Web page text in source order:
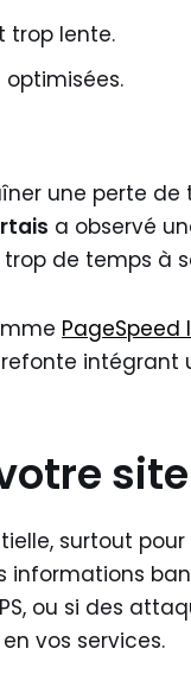
trop lente.
une perte
a observé
de temps à
PageSpeed
surtout
informations
ou si des
vos services.